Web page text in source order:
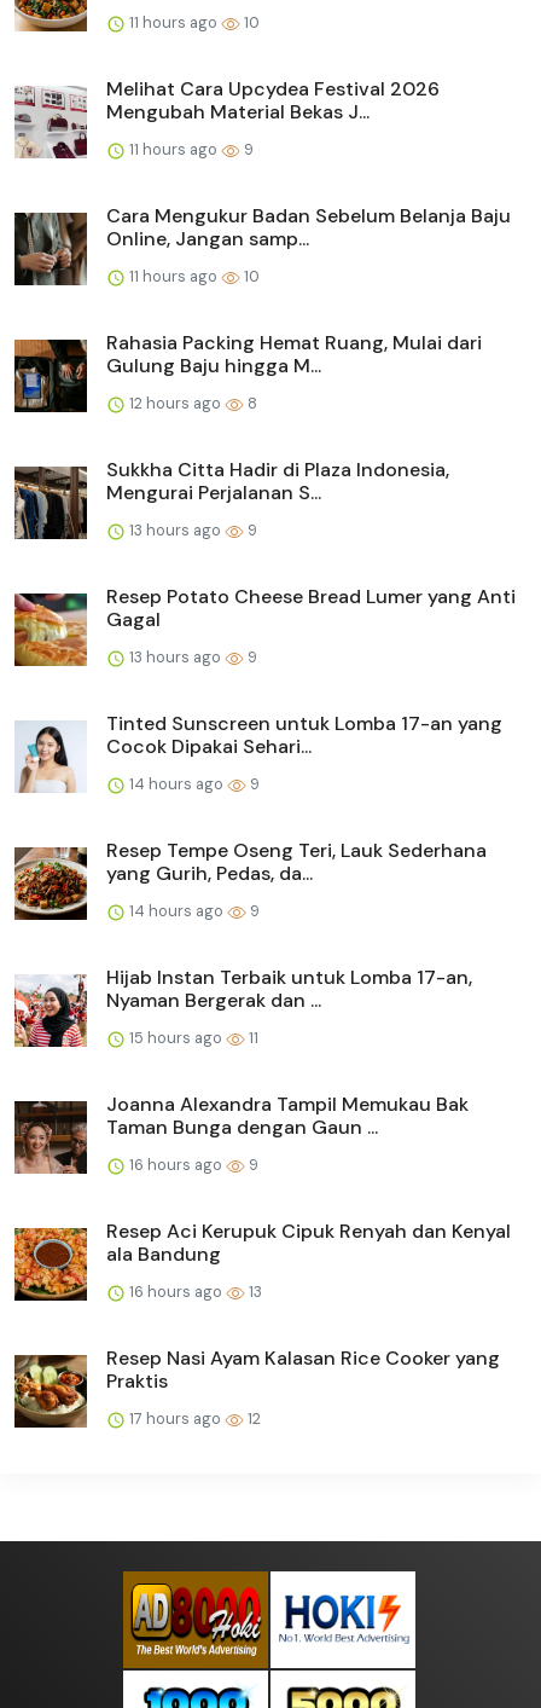
11 hours ago 10
Melihat Cara Upcydea Festival 2026
Mengubah Material Bekas J...
11 hours ago 9
Cara Mengukur Badan Sebelum Belanja Baju
Online, Jangan samp...
11 hours ago 10
Rahasia Packing Hemat Ruang, Mulai dari
Gulung Baju hingga M...
12 hours ago 8
Sukkha Citta Hadir di Plaza Indonesia,
Mengurai Perjalanan S...
13 hours ago 9
Resep Potato Cheese Bread Lumer yang Anti
Gagal
13 hours ago 9
Tinted Sunscreen untuk Lomba 17-an yang
Cocok Dipakai Sehari...
14 hours ago 9
Resep Tempe Oseng Teri, Lauk Sederhana
yang Gurih, Pedas, da...
14 hours ago 9
Hijab Instan Terbaik untuk Lomba 17-an,
Nyaman Bergerak dan ...
15 hours ago 11
Joanna Alexandra Tampil Memukau Bak
Taman Bunga dengan Gaun ...
16 hours ago 9
Resep Aci Kerupuk Cipuk Renyah dan Kenyal
ala Bandung
16 hours ago 13
Resep Nasi Ayam Kalasan Rice Cooker yang
Praktis
17 hours ago 12